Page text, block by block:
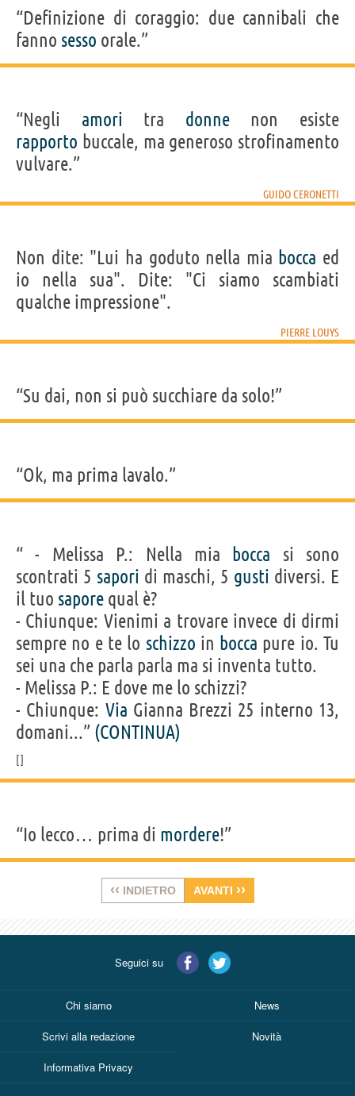
“Definizione di coraggio: due cannibali che
fanno sesso orale.”
“Negli amori tra donnenon esiste
rapporto buccale, ma generoso strofinamento
vulvare.”
GUIDO CERONETTI
Non dite: "Lui ha goduto nella mia bocca ed
io nella sua". Dite: "Ci siamo scambiati
qualche impressione".
PIERRE LOUYS
“Su dai, non si può succhiare da solo!”
“Ok, ma prima lavalo.”
“ - Melissa P.: Nella mia bocca si sono
scontrati 5 sapori di maschi, 5 gusti diversi. E
il tuo sapore qual è?
- Chiunque: Vienimi a trovare invece di dirmi
sempre no e te lo schizzo in bocca pure io. Tu
sei una che parla parla ma si inventa tutto.
- Melissa P.: E dove me lo schizzi?
- Chiunque: Via Gianna Brezzi 25 interno 13,
domani...” (CONTINUA)
“Io lecco… prima di mordere!”
‹‹ INDIETRO AVANTI ››
Seguici su
Chi siamo News
Scrivi alla redazione Novità
Informativa Privacy